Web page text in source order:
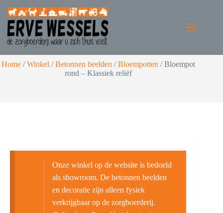
Home/Winkel /Betonnen beelden /Bloempotten /Bloempot
rond – Klassiek reliëf
Onze winkel op de website is bedoeld
als showroom. De betonnen beelden
en decoratie zijn alleen fysiek
verkrijgbaar op de zorgboerderij.